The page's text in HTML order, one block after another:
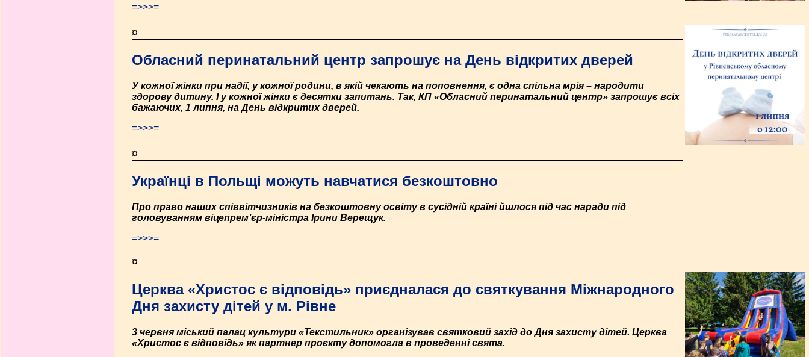
=>>>=
¤
Обласний перинатальний центр запрошує на День відкритих дверей
У кожної жінки при надії, у кожної родини, в якій чекають на поповнення, є одна спільна мрія – народити
здорову дитину. І у кожної жінки є десятки запитань. Так, КП «Обласний перинатальний центр» запрошує всіх
бажаючих, 1 липня, на День відкритих дверей.
=>>>=
¤
Українці в Польщі можуть навчатися безкоштовно
Про право наших співвітчизників на безкоштовну освіту в сусідній країні йшлося під час наради під
головуванням віцепрем’єр-міністра Ірини Верещук.
=>>>=
¤
Церква «Христос є відповідь» приєдналася до святкування Міжнародного
Дня захисту дітей у м. Рівне
3 червня міський палац культури «Текстильник» організував святковий захід до Дня захисту дітей. Церква
«Христос є відповідь» як партнер проєкту допомогла в проведенні свята.